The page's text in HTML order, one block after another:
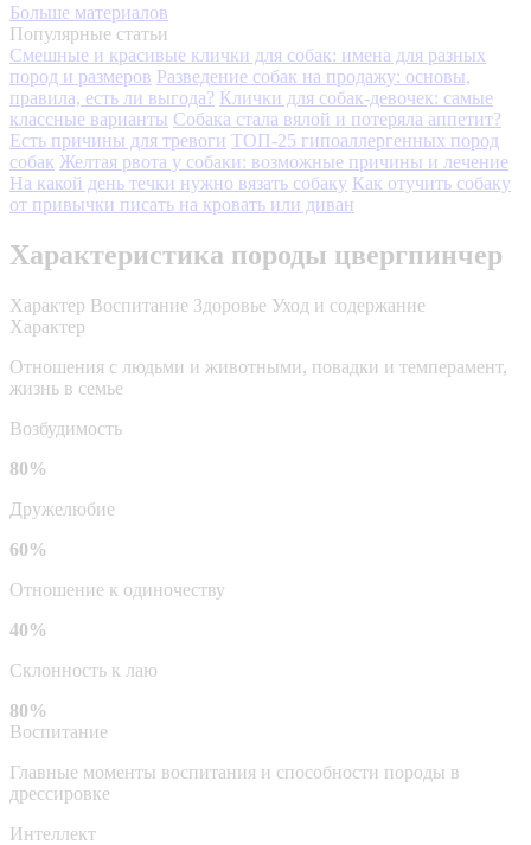
Больше материалов
Популярные статьи
Смешные и красивые клички для собак: имена для разных
пород и размеров Разведение собак на продажу: основы,
правила, есть ли выгода? Клички для собак-девочек: самые
классные варианты Собака стала вялой и потеряла аппетит?
Есть причины для тревоги ТОП-25 гипоаллергенных пород
собак Желтая рвота у собаки: возможные причины и лечение
На какой день течки нужно вязать собаку Как отучить собаку
от привычки писать на кровать или диван
Характеристика породы цвергпинчер
Характер Воспитание Здоровье Уход и содержание
Характер
Отношения с людьми и животными, повадки и темперамент,
жизнь в семье
Возбудимость
80%
Дружелюбие
60%
Отношение к одиночеству
40%
Склонность к лаю
80%
Воспитание
Главные моменты воспитания и способности породы в
дрессировке
Интеллект